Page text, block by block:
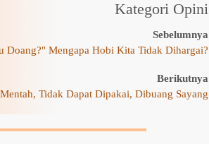
Kategori Opini
Sebelumnya
Doang?" Mengapa Hobi Kita Tidak Dihargai?
Berikutnya
Tidak Dapat Dipakai, Dibuang Sayang